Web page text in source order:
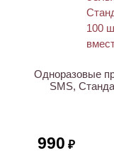
Одноразовые
SMS,
990 ₽